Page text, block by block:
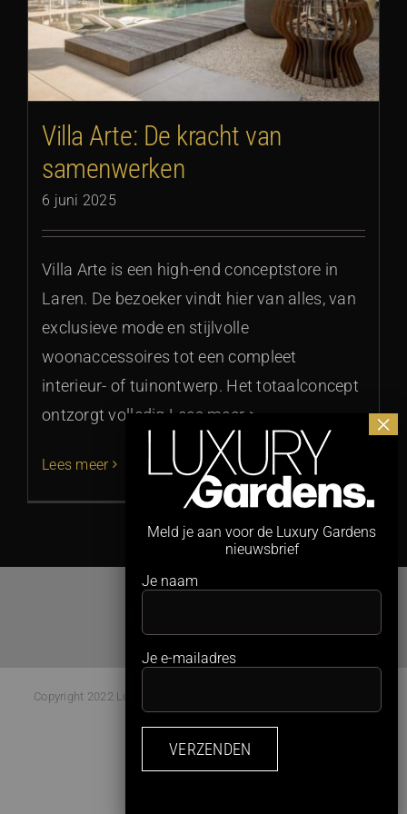
Villa Arte: De kracht van
samenwerken
6 juni 2025
Villa Arte is een high-end conceptstore in
Laren. De bezoeker vindt hier van alles, van
exclusieve mode en stijlvolle
woonaccessoires tot een compleet
interieur- of tuinontwerp. Het totaalconcept
ontzorgt volledig Lees meer >
Lees meer
Copyright 2022 Luxury Gardens Magazine | All Rights Reserved |
Webdesign:Studio Kaboem!
Facebook
Instagram
Meld je aan voor de Luxury Gardens
nieuwsbrief
Je naam
Je e-mailadres